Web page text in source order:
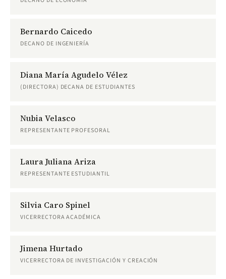
Bernardo Caicedo
DECANO DE INGENIERÍA
Diana María Agudelo Vélez
(DIRECTORA) DECANA DE ESTUDIANTES
Nubia Velasco
REPRESENTANTE PROFESORAL
Laura Juliana Ariza
REPRESENTANTE ESTUDIANTIL
Silvia Caro Spinel
VICERRECTORA ACADÉMICA
Jimena Hurtado
VICERRECTORA DE INVESTIGACIÓN Y CREACIÓN